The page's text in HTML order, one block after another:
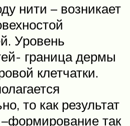
нити – возникает
Уровень
граница дермы
клетчатки.
то как результат
так